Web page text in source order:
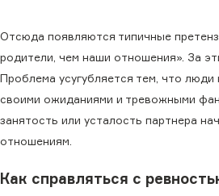
Отсюда появляются типичные
родители, чем наши отношения». За
Проблема усугубляется тем, что
своими ожиданиями и тревожными
занятость или усталость партнера
отношениям.
Как справляться с